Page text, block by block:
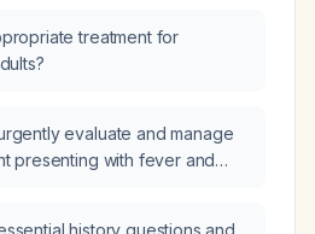
treatment for
evaluate and manage
presenting with fever and
history questions and